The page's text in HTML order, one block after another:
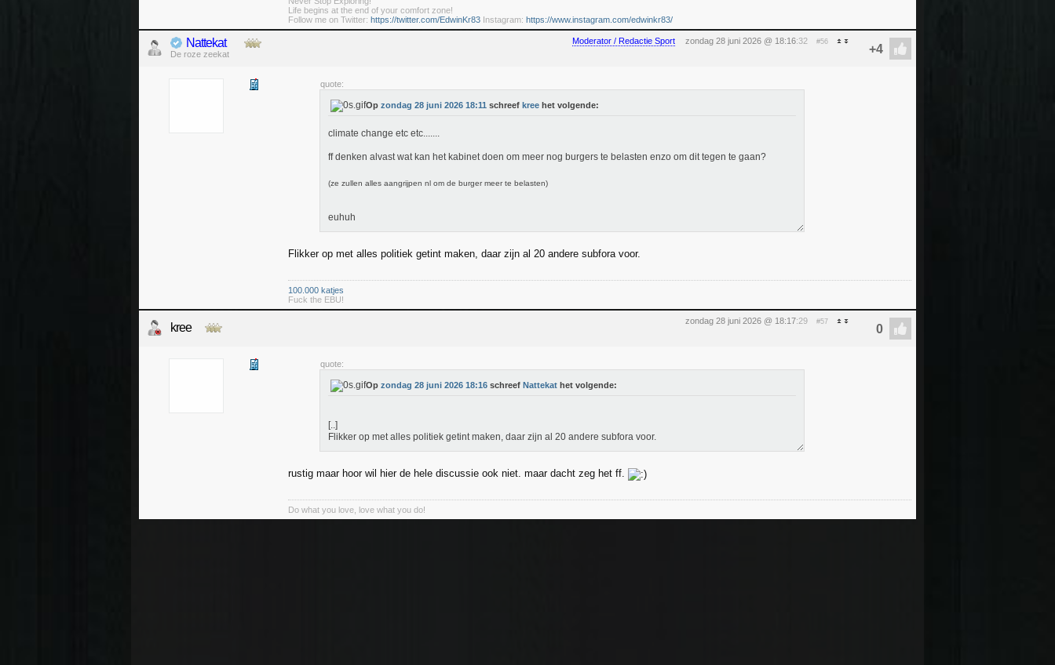
Life begins at the end of your comfort zone!
Follow me on Twitter: https://twitter.com/EdwinKr83 Instagram: https://www.instagram.com/edwinkr83/
Moderator / Redactie Sport zondag 28 juni 2026 @ 18:16:32 #56
Nattekat
De roze zeekat
quote:
Op zondag 28 juni 2026 18:11 schreef kree het volgende:
climate change etc etc.......
ff denken alvast wat kan het kabinet doen om meer nog burgers te belasten enzo om dit tegen te gaan?
(ze zullen alles aangrijpen nl om de burger meer te belasten)
euhuh
Flikker op met alles politiek getint maken, daar zijn al 20 andere subfora voor.
100.000 katjes
Fuck the EBU!
zondag 28 juni 2026 @ 18:17:29 #57
kree
quote:
Op zondag 28 juni 2026 18:16 schreef Nattekat het volgende:
[..]
Flikker op met alles politiek getint maken, daar zijn al 20 andere subfora voor.
rustig maar hoor wil hier de hele discussie ook niet. maar dacht zeg het ff.
Do what you love, love what you do!